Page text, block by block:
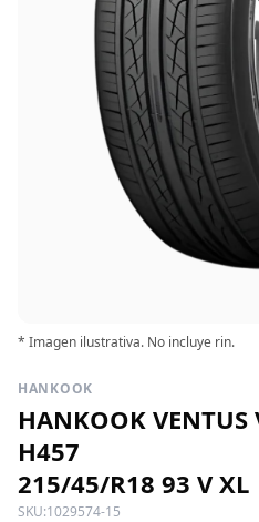
* Imagen ilustrativa. No incluye rin.
HANKOOK
HANKOOK VENTUS
H457
215/45/R18 93 V XL
SKU:1029574-15